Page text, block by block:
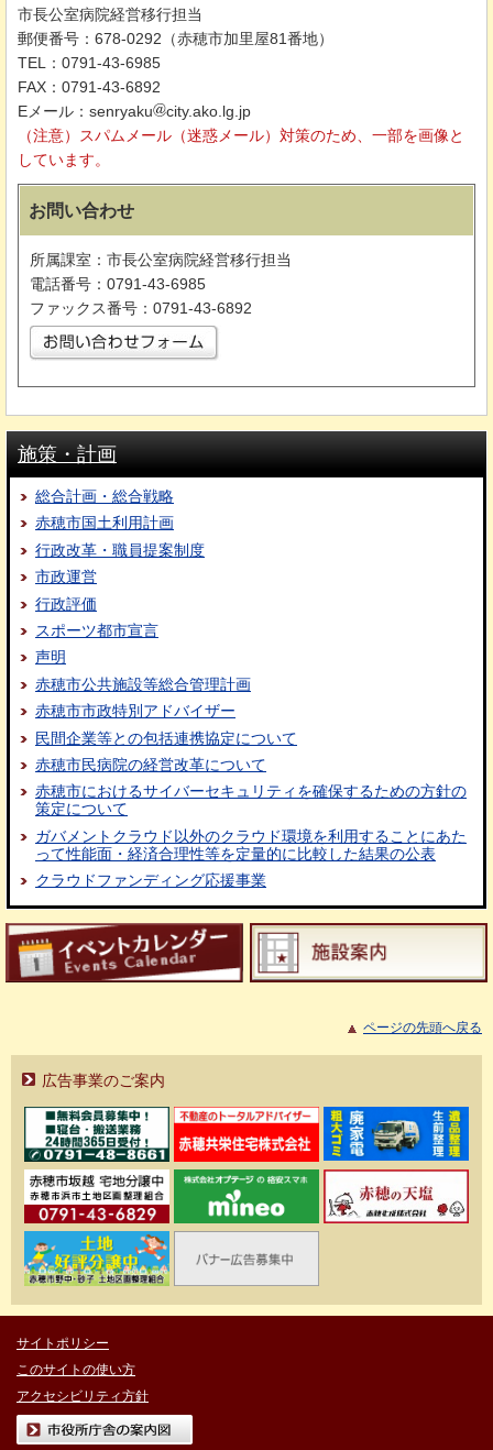
市長公室病院経営移行担当
郵便番号：678-0292（赤穂市加里屋81番地）
TEL：0791-43-6985
FAX：0791-43-6892
Eメール：senryaku
city.ako.lg.jp
（注意）スパムメール（迷惑メール）対策のため、一部を画像と
しています。
お問い合わせ
所属課室：市長公室病院経営移行担当
電話番号：0791-43-6985
ファックス番号：0791-43-6892
施策・計画
総合計画・総合戦略
赤穂市国土利用計画
行政改革・職員提案制度
市政運営
行政評価
スポーツ都市宣言
声明
赤穂市公共施設等総合管理計画
赤穂市市政特別アドバイザー
民間企業等との包括連携協定について
赤穂市民病院の経営改革について
赤穂市におけるサイバーセキュリティを確保するための方針の
策定について
ガバメントクラウド以外のクラウド環境を利用することにあた
って性能面・経済合理性等を定量的に比較した結果の公表
クラウドファンディング応援事業
ページの先頭へ戻る
広告事業のご案内
サイトポリシー
このサイトの使い方
アクセシビリティ方針
市役所庁舎の案内図